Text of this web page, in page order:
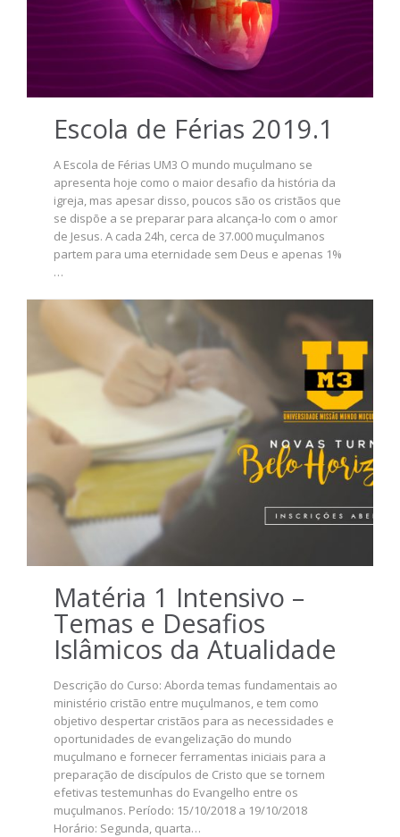
Escola de Férias 2019.1
A Escola de Férias UM3 O mundo muçulmano se
apresenta hoje como o maior desafio da história da
igreja, mas apesar disso, poucos são os cristãos que
se dispõe a se preparar para alcança-lo com o amor
de Jesus. A cada 24h, cerca de 37.000 muçulmanos
partem para uma eternidade sem Deus e apenas 1%
…
Matéria 1 Intensivo –
Temas e Desafios
Islâmicos da Atualidade
Descrição do Curso: Aborda temas fundamentais ao
ministério cristão entre muçulmanos, e tem como
objetivo despertar cristãos para as necessidades e
oportunidades de evangelização do mundo
muçulmano e fornecer ferramentas iniciais para a
preparação de discípulos de Cristo que se tornem
efetivas testemunhas do Evangelho entre os
muçulmanos. Período: 15/10/2018 a 19/10/2018
Horário: Segunda, quarta…